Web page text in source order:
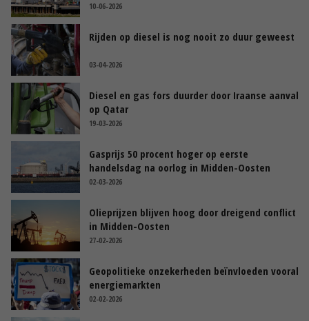
10-06-2026
Rijden op diesel is nog nooit zo duur geweest
03-04-2026
Diesel en gas fors duurder door Iraanse aanval
op Qatar
19-03-2026
Gasprijs 50 procent hoger op eerste
handelsdag na oorlog in Midden-Oosten
02-03-2026
Olieprijzen blijven hoog door dreigend conflict
in Midden-Oosten
27-02-2026
Geopolitieke onzekerheden beïnvloeden vooral
energiemarkten
02-02-2026